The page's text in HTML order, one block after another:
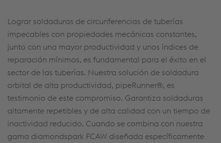
Lograr soldaduras de circunferencias de tuberías
impecables con propiedades mecánicas constantes,
junto con una mayor productividad y unos índices de
reparación mínimos, es fundamental para el éxito en el
sector de las tuberías. Nuestra solución de soldadura
orbital de alta productividad, pipeRunner®, es
testimonio de este compromiso. Garantiza soldaduras
altamente repetibles y de alta calidad con un tiempo de
inactividad reducido. Cuando se combina con nuestra
gama diamondspark FCAW diseñada específicamente